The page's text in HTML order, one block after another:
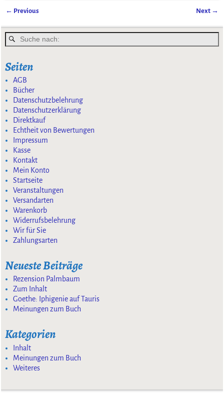
← Previous Next →
Seiten
AGB
Bücher
Datenschutzbelehrung
Datenschutzerklärung
Direktkauf
Echtheit von Bewertungen
Impressum
Kasse
Kontakt
Mein Konto
Startseite
Veranstaltungen
Versandarten
Warenkorb
Widerrufsbelehrung
Wir für Sie
Zahlungsarten
Neueste Beiträge
Rezension Palmbaum
Zum Inhalt
Goethe: Iphigenie auf Tauris
Meinungen zum Buch
Kategorien
Inhalt
Meinungen zum Buch
Weiteres